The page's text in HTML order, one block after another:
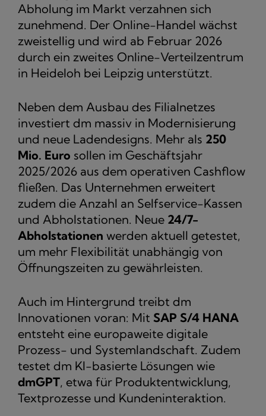
Abholung im Markt verzahnen sich
zunehmend. Der Online-Handel wächst
zweistellig und wird ab Februar 2026
durch ein zweites Online-Verteilzentrum
in Heideloh bei Leipzig unterstützt.
Neben dem Ausbau des Filialnetzes
investiert dm massiv in Modernisierung
und neue Ladendesigns. Mehr als 250
Mio. Euro sollen im Geschäftsjahr
2025/2026 aus dem operativen Cashflow
fließen. Das Unternehmen erweitert
zudem die Anzahl an Selfservice-Kassen
und Abholstationen. Neue 24/7-
Abholstationen werden aktuell getestet,
um mehr Flexibilität unabhängig von
Öffnungszeiten zu gewährleisten.
Auch im Hintergrund treibt dm
Innovationen voran: Mit SAP S/4 HANA
entsteht eine europaweite digitale
Prozess- und Systemlandschaft. Zudem
testet dm KI-basierte Lösungen wie
dmGPT, etwa für Produktentwicklung,
Textprozesse und Kundeninteraktion.